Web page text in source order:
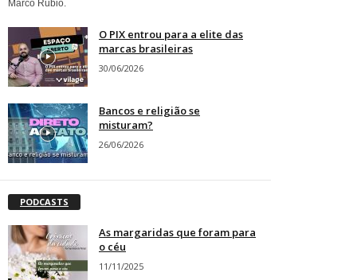
Marco Rubio.
O PIX entrou para a elite das
marcas brasileiras
30/06/2026
Bancos e religião se
misturam?
26/06/2026
PODCASTS
As margaridas que foram para
o céu
11/11/2025